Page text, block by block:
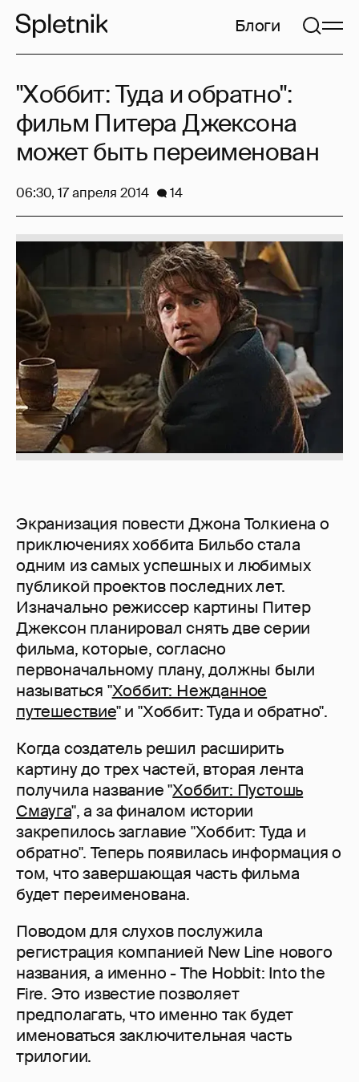
Блоги
Экранизация повести Джона Толкиена о
приключениях хоббита Бильбо стала
одним из самых успешных и любимых
публикой проектов последних лет.
Изначально режиссер картины Питер
Джексон планировал снять две серии
фильма, которые, согласно
первоначальному плану, должны были
называться "Хоббит: Нежданное
путешествие" и "Хоббит: Туда и обратно".
Когда создатель решил расширить
картину до трех частей, вторая лента
получила название "Хоббит: Пустошь
Смауга", а за финалом истории
закрепилось заглавие "Хоббит: Туда и
обратно". Теперь появилась информация о
том, что завершающая часть фильма
будет переименована.
Поводом для слухов послужила
регистрация компанией New Line нового
названия, а именно - The Hobbit: Into the
Fire. Это известие позволяет
предполагать, что именно так будет
именоваться заключительная часть
трилогии.
"Хоббит: Туда и обратно":
фильм Питера Джексона
может быть переименован
06:30, 17 апреля 2014 14